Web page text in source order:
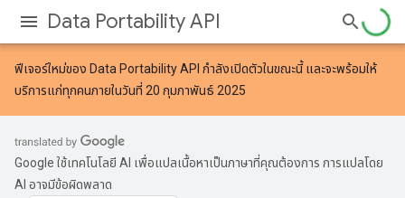
Data Portability API
ฟีเจอร์ใหม่ของ Data Portability API กำลังเปิดตัวในขณะนี้ และจะพร้อมให้
บริการแก่ทุกคนภายในวันที่ 20 กุมภาพันธ์ 2025
Google ใช้เทคโนโลยี AI เพื่อแปลเนื้อหาเป็นภาษาที่คุณต้องการ การแปลโดย
AI อาจมีข้อผิดพลาด